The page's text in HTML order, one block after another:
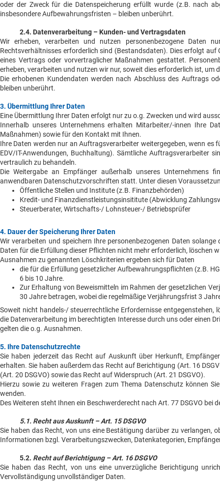
oder der Zweck für die Datenspeicherung erfüllt wurde (z.B. nach
insbesondere Aufbewahrungsfristen – bleiben unberührt.
2.4. Datenverarbeitung – Kunden- und Vertragsdaten
Wir erheben, verarbeiten und nutzen personenbezogene Daten
Rechtsverhältnisses erforderlich sind (Bestandsdaten). Dies erfolgt
eines Vertrags oder vorvertraglicher Maßnahmen gestattet.
erheben, verarbeiten und nutzen wir nur, soweit dies erforderlich ist,
Die erhobenen Kundendaten werden nach Abschluss des Auftrags
bleiben unberührt.
3. Übermittlung Ihrer Daten
Eine Übermittlung Ihrer Daten erfolgt nur zu o.g. Zwecken und wird
Innerhalb unseres Unternehmens erhalten Mitarbeiter/-innen Ihre
Maßnahmen) sowie für den Kontakt mit Ihnen.
Ihre Daten werden nur an Auftragsverarbeiter weitergegeben, wenn
EDV/IT-Anwendungen, Buchhaltung). Sämtliche Auftragsverarbeiter
vertraulich zu behandeln.
Die Weitergabe an Empfänger außerhalb unseres Unternehmens
anwendbaren Datenschutzvorschriften statt. Unter diesen
Öffentliche Stellen und Institute (z.B. Finanzbehörden)
Kredit- und Finanzdienstleistungsinsititute (Abwicklung
Steuerberater, Wirtschafts-/ Lohnsteuer-/ Betriebsprüfer
4. Dauer der Speicherung Ihrer Daten
Wir verarbeiten und speichern Ihre personenbezogenen Daten
Daten für die Erfüllung dieser Pflichten nicht mehr erforderlich, löschen
Ausnahmen zu genannten Löschkriterien ergeben sich für Daten
die für die Erfüllung gesetzlicher Aufbewahrungspflichten (z.B.
6 bis 10 Jahre.
Zur Erhaltung von Beweismitteln im Rahmen der gesetzlichen
30 Jahre betragen, wobei die regelmäßige Verjährungsfrist 3
Soweit nicht handels-/ steuerrechtliche Erfordernisse
die Datenverarbeitung im berechtigten Interesse durch uns oder einen
gelten die o.g. Ausnahmen.
5. Ihre Datenschutzrechte
Sie haben jederzeit das Recht auf Auskunft über Herkunft,
erhalten. Sie haben außerdem das Recht auf Berichtigung (Art. 16
(Art. 20 DSGVO) sowie das Recht auf Widerspruch (Art. 21 DSGVO).
Hierzu sowie zu weiteren Fragen zum Thema Datenschutz können
wenden.
Des Weiteren steht Ihnen ein Beschwerderecht nach Art. 77 DSGVO bei
5.1. Recht aus Auskunft – Art. 15 DSGVO
Sie haben das Recht, von uns eine Bestätigung darüber zu verlangen,
Informationen bzgl. Verarbeitungszwecken, Datenkategorien,
5.2. Recht auf Berichtigung – Art. 16 DSGVO
Sie haben das Recht, von uns eine unverzügliche Berichtigung
Vervollständigung unvollständiger Daten.